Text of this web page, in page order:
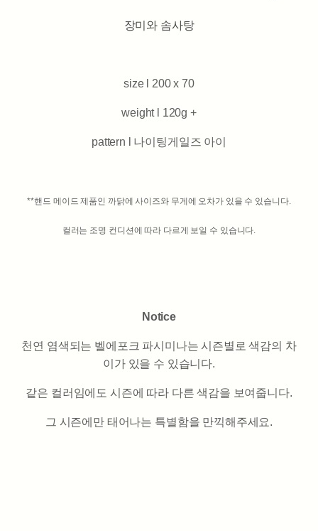
장미와 솜사탕
size l 200 x 70
weight l 120g +
pattern l 나이팅게일즈 아이
**핸드 메이드 제품인 까닭에 사이즈와 무게에 오차가 있을 수 있습니다.
컬러는 조명 컨디션에 따라 다르게 보일 수 있습니다.
Notice
천연 염색되는 벨에포크 파시미나는 시즌별로 색감의 차
이가 있을 수 있습니다.
같은 컬러임에도 시즌에 따라 다른 색감을 보여줍니다.
그 시즌에만 태어나는 특별함을 만끽해주세요.